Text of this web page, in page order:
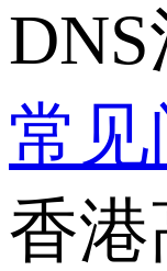
常见
香港